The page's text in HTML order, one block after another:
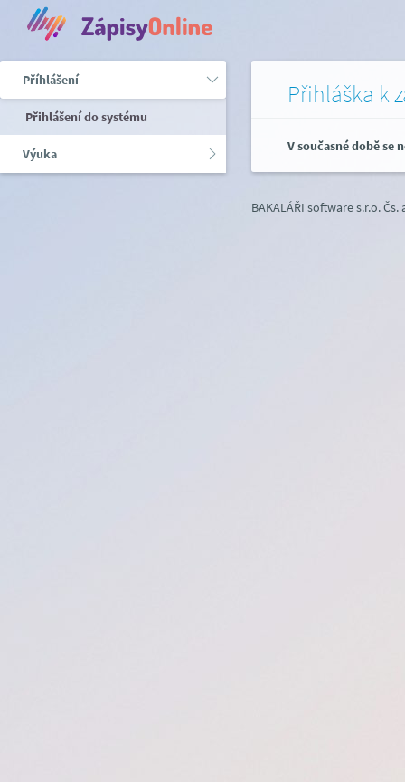
Příhlášení
Přihlášení do systému
Výuka
Přihláška k
V současné době se
BAKALÁŘI software s.r.o.Čs.